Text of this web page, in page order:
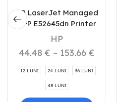
HP LaserJet Managed
MFP E52645dn Printer
HP
44.48 € – 153.66 €
12 LUNI 24 LUNI 36 LUNI
48 LUNI